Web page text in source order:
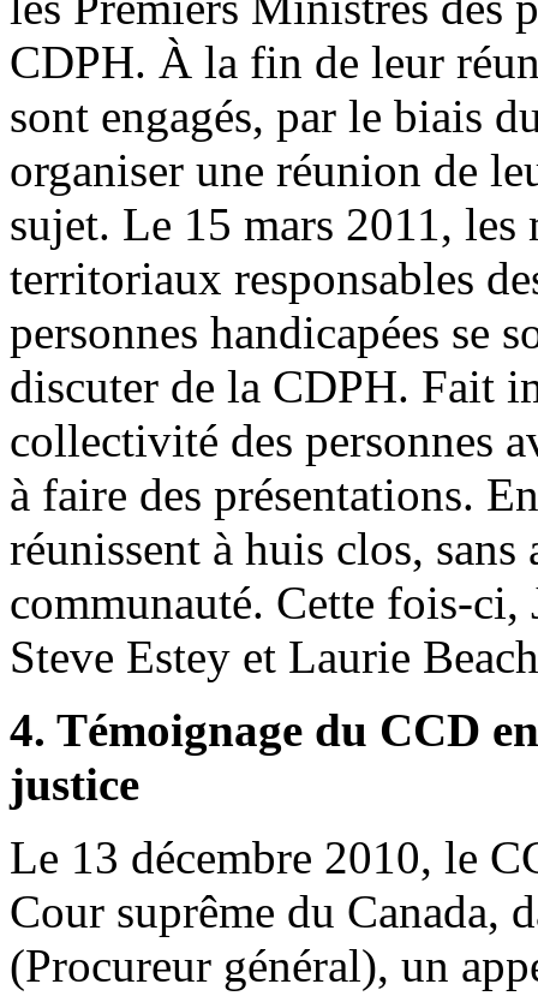
CDPH. À la fin de leur
sont engagés, par le biais
organiser une réunion de
sujet. Le 15 mars 2011,
territoriaux responsables
personnes handicapées se
discuter de la CDPH. Fait
collectivité des personnes
à faire des présentations.
réunissent à huis clos,
communauté. Cette fois-ci,
Steve Estey et Laurie
4. Témoignage du CCD
justice
Le 13 décembre 2010, le
Cour suprême du Canada,
(Procureur général), un